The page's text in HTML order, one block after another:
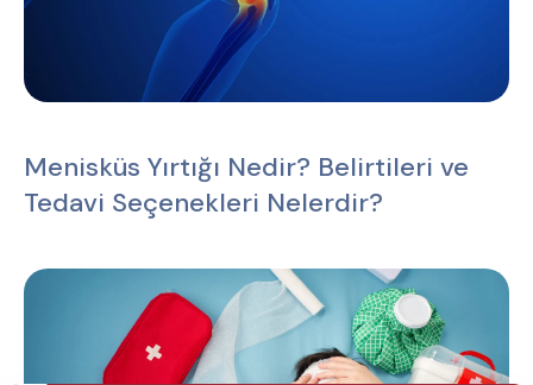
Menisküs Yırtığı Nedir? Belirtileri ve
Tedavi Seçenekleri Nelerdir?